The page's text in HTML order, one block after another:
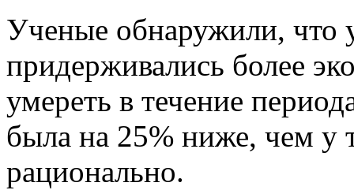
Ученые обнаружили, что
придерживались более
умереть в течение
была на 25% ниже, чем у
рационально.